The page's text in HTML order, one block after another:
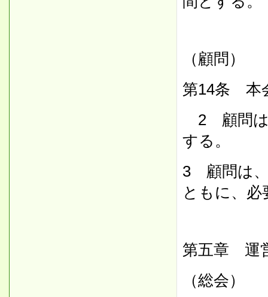
（顧問）
第14条 本
2 顧問は
する。
3 顧問は、
ともに、
第五章 運
（総会）